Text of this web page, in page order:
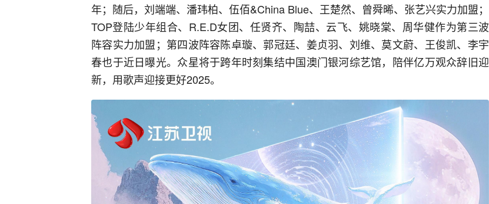
年；随后，刘端端、潘玮柏、伍佰&China Blue、王楚然、曾舜晞、张艺兴实力加盟；
TOP登陆少年组合、R.E.D女团、任贤齐、陶喆、云飞、姚晓棠、周华健作为第三波
阵容实力加盟；第四波阵容陈卓璇、郭冠廷、姜贞羽、刘维、莫文蔚、王俊凯、李宇
春也于近日曝光。众星将于跨年时刻集结中国澳门银河综艺馆，陪伴亿万观众辞旧迎
新，用歌声迎接更好2025。